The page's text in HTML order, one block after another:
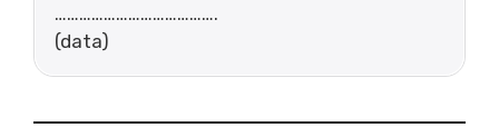
………………………………….
(data)